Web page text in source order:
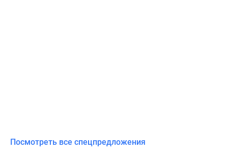
Посмотреть все спецпредложения